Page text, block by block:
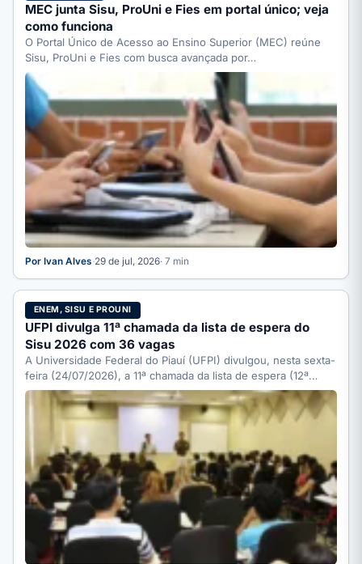
MEC junta Sisu, ProUni e Fies em portal único; veja
como funciona
O Portal Único de Acesso ao Ensino Superior (MEC) reúne
Sisu, ProUni e Fies com busca avançada por…
Por Ivan Alves·29 de jul, 2026· 7 min
ENEM, SISU E PROUNI
UFPI divulga 11ª chamada da lista de espera do
Sisu 2026 com 36 vagas
A Universidade Federal do Piauí (UFPI) divulgou, nesta sexta-
feira (24/07/2026), a 11ª chamada da lista de espera (12ª…